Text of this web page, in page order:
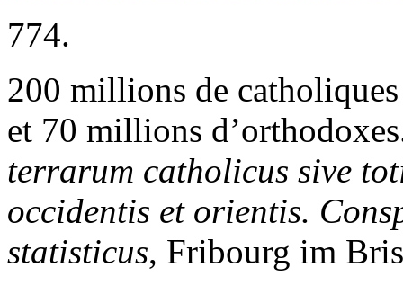
774.
200 millions de
et 70 millions
terrarum catholicus sive
occidentis et orientis.
statisticus, Fribourg im